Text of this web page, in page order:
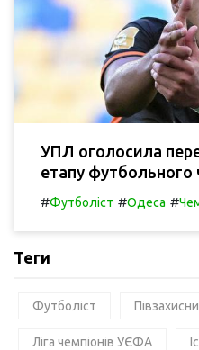
УПЛ оголосила
етапу футбольного
#Футболіст #Одеса #
Теги
Футболіст
Ліга чемпіонів УЄФА